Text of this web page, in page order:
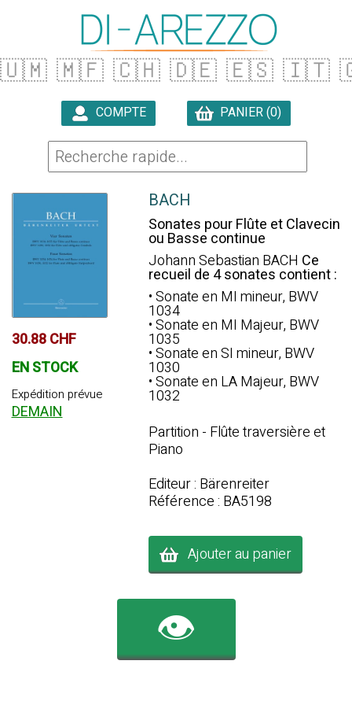
🇺🇲 🇲🇫 🇨🇭 🇩🇪 🇪🇸 🇮🇹
COMPTE PANIER (0)
30.88 CHF
EN STOCK
Expédition prévue
DEMAIN
BACH
Sonates pour Flûte et Clavecin
ou Basse continue
Johann Sebastian BACH Ce
recueil de 4 sonates contient :
• Sonate en MI mineur, BWV
1034
• Sonate en MI Majeur, BWV
1035
• Sonate en SI mineur, BWV
1030
• Sonate en LA Majeur, BWV
1032
Partition - Flûte traversière et
Piano
Editeur : Bärenreiter
Référence : BA5198
Ajouter au panier
👁️